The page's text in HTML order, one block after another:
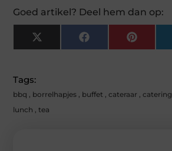
Goed artikel? Deel hem dan op:
X
(
E
R
)
F
A
O
K
P
I
S
Tags:
bbq , borrelhapjes , buffet ,cateraar ,catering
lunch ,tea